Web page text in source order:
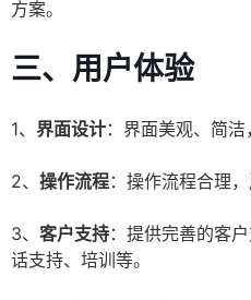
方案。
三、用户体验
1、 界面设计：界面美观、简洁
2、 操作流程：操作流程合理
3、 客户支持：提供完善的客
话支持、培训等。